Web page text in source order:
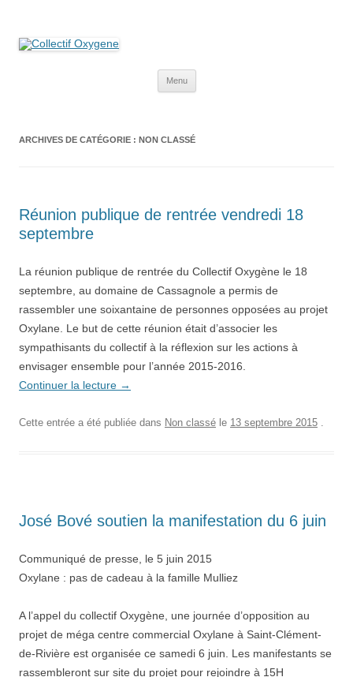
Menu
ARCHIVES DE CATÉGORIE : NON CLASSÉ
Réunion publique de rentrée vendredi 18
septembre
La réunion publique de rentrée du Collectif Oxygène le 18
septembre, au domaine de Cassagnole a permis de
rassembler une soixantaine de personnes opposées au projet
Oxylane. Le but de cette réunion était d’associer les
sympathisants du collectif à la réflexion sur les actions à
envisager ensemble pour l’année 2015-2016.
Continuer la lecture →
Cette entrée a été publiée dans Non classé le 13 septembre 2015 .
José Bové soutien la manifestation du 6 juin
Communiqué de presse, le 5 juin 2015
Oxylane : pas de cadeau à la famille Mulliez
A l’appel du collectif Oxygène, une journée d’opposition au
projet de méga centre commercial Oxylane à Saint-Clément-
de-Rivière est organisée ce samedi 6 juin. Les manifestants se
rassembleront sur site du projet pour rejoindre à 15H